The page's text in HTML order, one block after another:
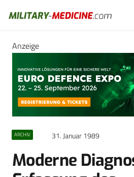
Anzeige
ARCHIV 31. Januar 1989
Moderne